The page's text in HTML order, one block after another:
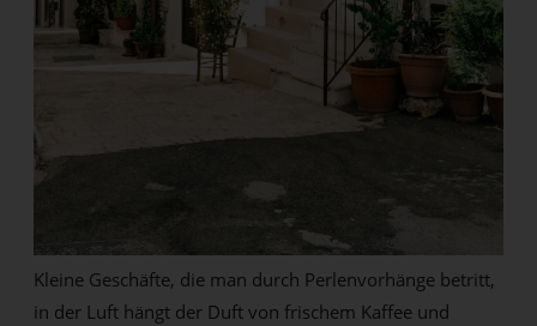
Kleine Geschäfte, die man durch Perlenvorhänge betritt,
in der Luft hängt der Duft von frischem Kaffee und